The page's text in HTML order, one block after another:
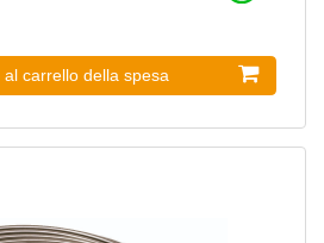
carrello della spesa